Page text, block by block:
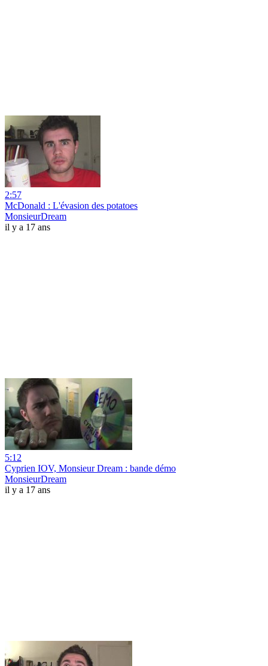
2:57
McDonald : L'évasion des potatoes
MonsieurDream
il y a 17 ans
5:12
Cyprien IOV, Monsieur Dream : bande démo
MonsieurDream
il y a 17 ans